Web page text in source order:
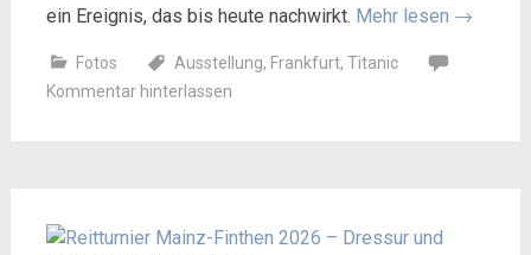
ein Ereignis, das bis heute nachwirkt. Mehr lesen →
Fotos Ausstellung, Frankfurt, Titanic
Kommentar hinterlassen